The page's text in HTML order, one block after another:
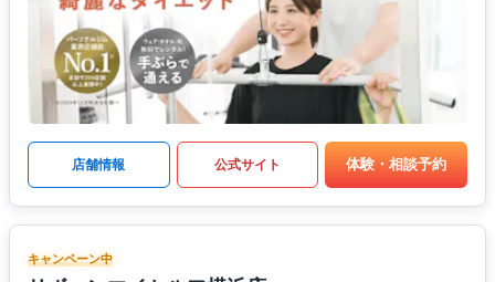
店舗情報 公式サイト 体験・相談予約
キャンペーン中